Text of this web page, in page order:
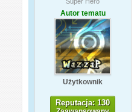
Autor tematu
Użytkownik
Reputacja: 130